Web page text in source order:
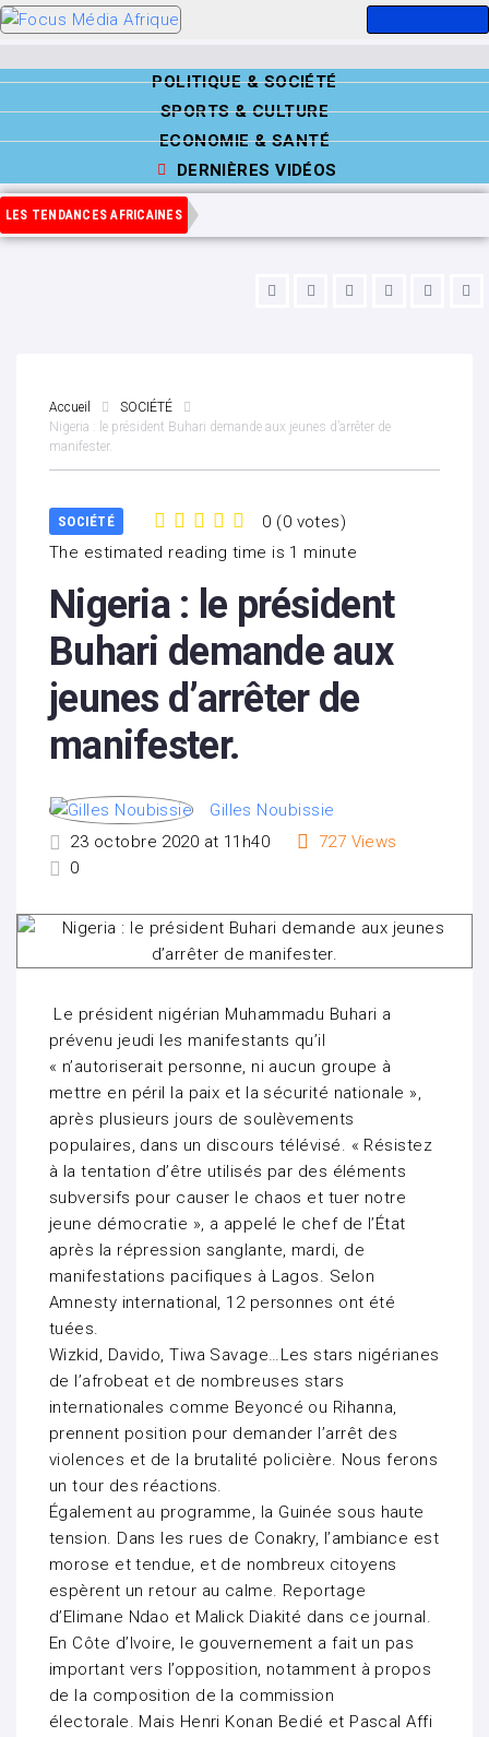
POLITIQUE & SOCIÉTÉ
SPORTS & CULTURE
ECONOMIE & SANTÉ
DERNIÈRES VIDÉOS
LES TENDANCES AFRICAINES
Accueil
SOCIÉTÉ
Nigeria : le président Buhari demande aux jeunes d’arrêter de
manifester.
SOCIÉTÉ 0 (0 votes)
The estimated reading time is 1 minute
Nigeria : le président
Buhari demande aux
jeunes d’arrêter de
manifester.
Gilles Noubissie
23 octobre 2020 at 11h40
727 Views
0
Le président nigérian Muhammadu Buhari a
prévenu jeudi les manifestants qu’il
« n’autoriserait personne, ni aucun groupe à
mettre en péril la paix et la sécurité nationale »,
après plusieurs jours de soulèvements
populaires, dans un discours télévisé. « Résistez
à la tentation d’être utilisés par des éléments
subversifs pour causer le chaos et tuer notre
jeune démocratie », a appelé le chef de l’État
après la répression sanglante, mardi, de
manifestations pacifiques à Lagos. Selon
Amnesty international, 12 personnes ont été
tuées.
Wizkid, Davido, Tiwa Savage…Les stars nigérianes
de l’afrobeat et de nombreuses stars
internationales comme Beyoncé ou Rihanna,
prennent position pour demander l’arrêt des
violences et de la brutalité policière. Nous ferons
un tour des réactions.
Également au programme, la Guinée sous haute
tension. Dans les rues de Conakry, l’ambiance est
morose et tendue, et de nombreux citoyens
espèrent un retour au calme. Reportage
d’Elimane Ndao et Malick Diakité dans ce journal.
En Côte d’Ivoire, le gouvernement a fait un pas
important vers l’opposition, notamment à propos
de la composition de la commission
électorale. Mais Henri Konan Bedié et Pascal Affi